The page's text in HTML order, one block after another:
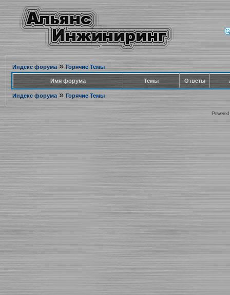
Индекс форума» Горячие Темы
Имя форума Темы Ответы
Индекс форума» Горячие Темы